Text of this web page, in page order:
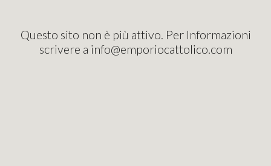
Questo sito non è più attivo. Per Informazioni
scrivere a info@emporiocattolico.com